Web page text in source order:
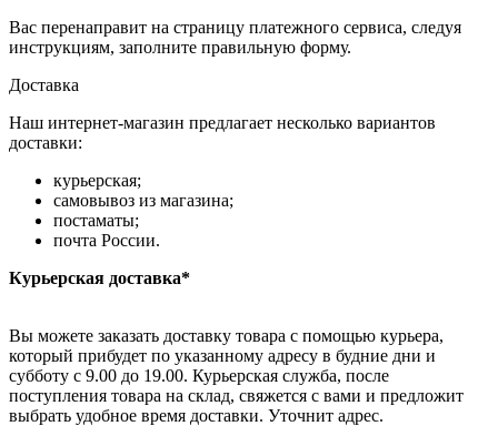
Вас перенаправит на страницу платежного сервиса, следуя
инструкциям, заполните правильную форму.
Доставка
Наш интернет-магазин предлагает несколько вариантов
доставки:
курьерская;
самовывоз из магазина;
постаматы;
почта России.
Курьерская доставка*
Вы можете заказать доставку товара с помощью курьера,
который прибудет по указанному адресу в будние дни и
субботу с 9.00 до 19.00. Курьерская служба, после
поступления товара на склад, свяжется с вами и предложит
выбрать удобное время доставки. Уточнит адрес.